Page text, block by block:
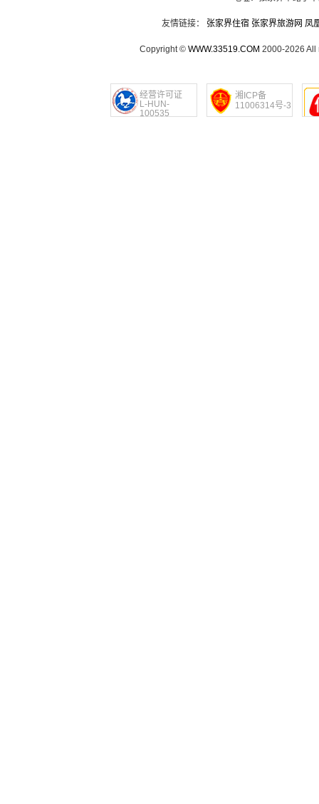
友情链接： 张家界住宿 张家界旅游网 凤
Copyright © WWW.33519.COM 2000-2026 All
经营许可证
L-HUN-
100535
湘ICP备
11006314号-3